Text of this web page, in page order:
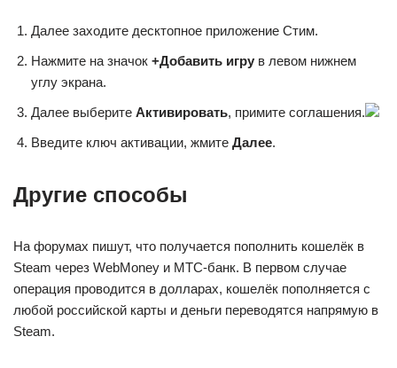
Далее заходите десктопное приложение Стим.
Нажмите на значок +Добавить игру в левом нижнем
углу экрана.
Далее выберите Активировать, примите соглашения.
Введите ключ активации, жмите Далее.
Другие способы
На форумах пишут, что получается пополнить кошелёк в
Steam через WebMoney и МТС-банк. В первом случае
операция проводится в долларах, кошелёк пополняется с
любой российской карты и деньги переводятся напрямую в
Steam.